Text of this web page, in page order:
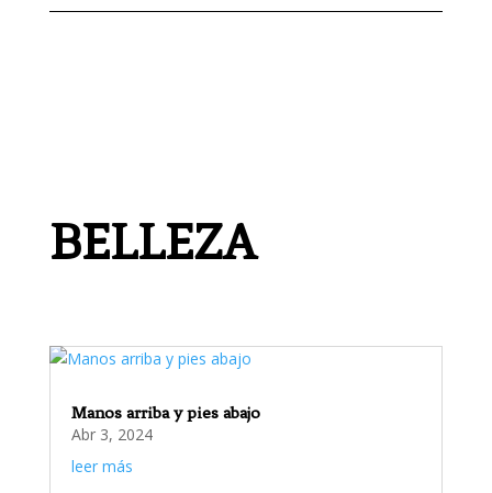
BELLEZA
Manos arriba y pies abajo
Abr 3, 2024
leer más